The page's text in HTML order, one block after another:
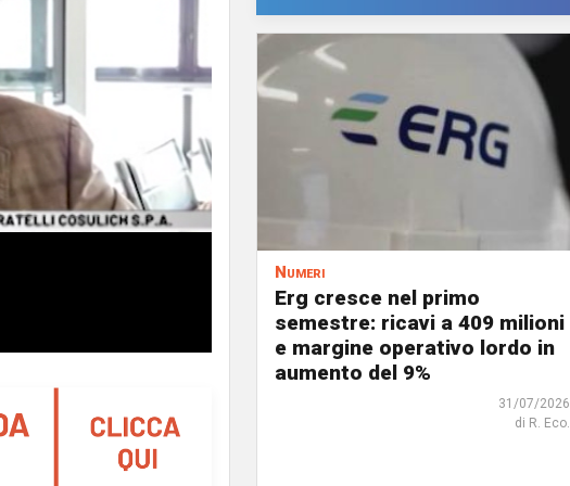
Numeri
Erg cresce nel primo
semestre: ricavi a 409 milioni
e margine operativo lordo in
aumento del 9%
31/07/2026
di R. Eco.